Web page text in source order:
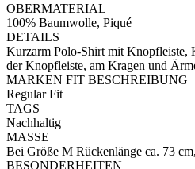
OBERMATERIAL
100% Baumwolle, Piqué
DETAILS
Kurzarm Polo-Shirt mit Knopfleiste,
der Knopfleiste, am Kragen und
MARKEN FIT BESCHREIBUNG
Regular Fit
TAGS
Nachhaltig
MASSE
Bei Größe M Rückenlänge ca. 73
BESONDERHEITEN